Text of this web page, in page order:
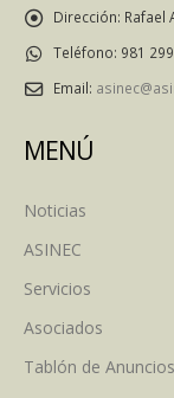
Dirección: Rafael
Teléfono: 981
Email:
MENÚ
Noticias
ASINEC
Servicios
Asociados
Tablón de Anuncios